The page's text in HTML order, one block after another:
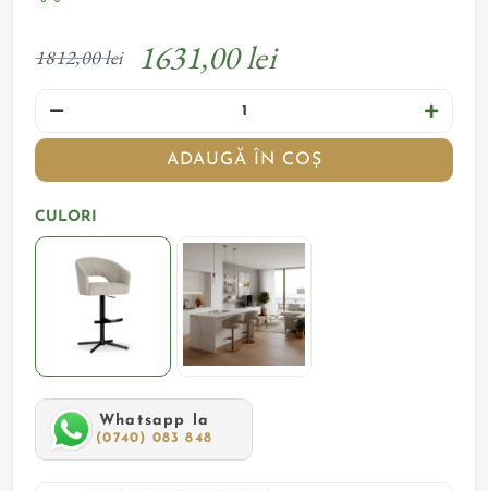
1812,00 lei 1631,00 lei
ADAUGĂ ÎN COȘ
CULORI
Whatsapp la
(0740) 083 848